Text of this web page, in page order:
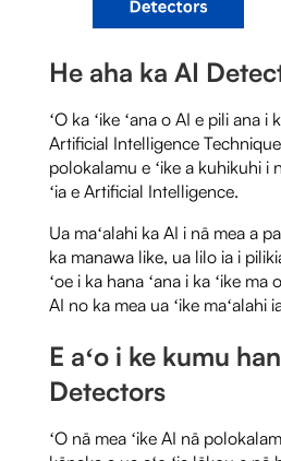
He aha ka AI
ʻO ka ʻike ʻana o AI e pili ana i
Artificial Intelligence
polokalamu e ʻike a kuhikuhi i
ʻia e Artificial Intelligence.
Ua maʻalahi ka AI i nā mea a
ka manawa like, ua lilo ia i
ʻoe i ka hana ʻana i ka ʻike ma
AI no ka mea ua ʻike maʻalahi
E aʻo i ke kumu
Detectors
ʻO nā mea ʻike AI nā